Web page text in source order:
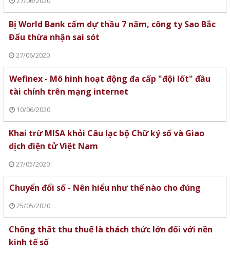
Bị World Bank cấm dự thầu 7 năm, công ty Sao Bắc
Đẩu thừa nhận sai sót
27/06/2020
Wefinex - Mô hình hoạt động đa cấp "đội lốt" đầu
tài chính trên mạng internet
10/06/2020
Khai trừ MISA khỏi Câu lạc bộ Chữ ký số và Giao
dịch điện tử Việt Nam
27/05/2020
Chuyển đổi số - Nên hiểu như thế nào cho đúng
25/05/2020
Chống thất thu thuế là thách thức lớn đối với nền
kinh tế số